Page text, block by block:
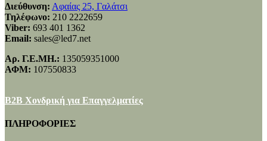
Διεύθυνση: Αφαίας 25, Γαλάτσι
Τηλέφωνο: 210 2222659
Viber: 693 401 1362
Email: sales@led7.net
Αρ. Γ.Ε.ΜΗ.: 135059351000
ΑΦΜ: 107550833
B2B Χονδρική για Επαγγελματίες
ΠΛΗΡΟΦΟΡΙΕΣ